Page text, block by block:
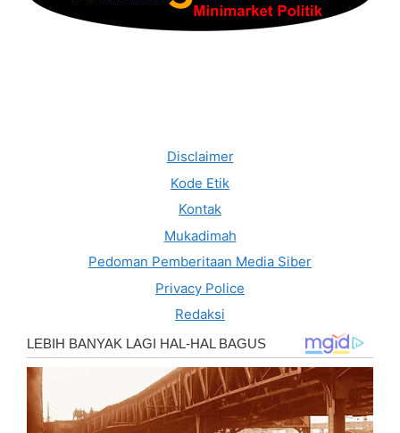
Disclaimer
Kode Etik
Kontak
Mukadimah
Pedoman Pemberitaan Media Siber
Privacy Police
Redaksi